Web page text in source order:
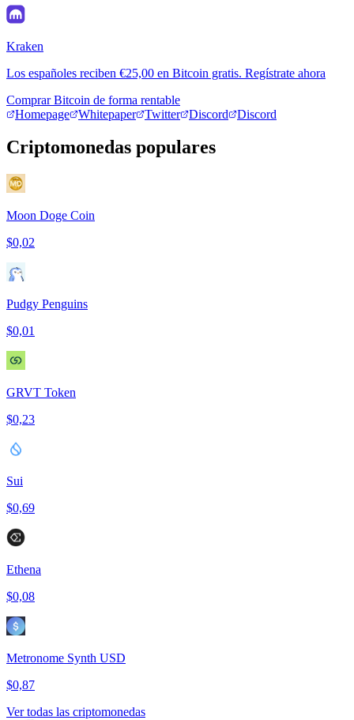
Kraken
Los españoles reciben €25,00 en Bitcoin gratis. Regístrate ahora
Comprar Bitcoin de forma rentable
Homepage
Whitepaper Twitter Discord Discord
Criptomonedas populares
Moon Doge Coin
$0,02
Pudgy Penguins
$0,01
GRVT Token
$0,23
Sui
$0,69
Ethena
$0,08
Metronome Synth USD
$0,87
Ver todas las criptomonedas